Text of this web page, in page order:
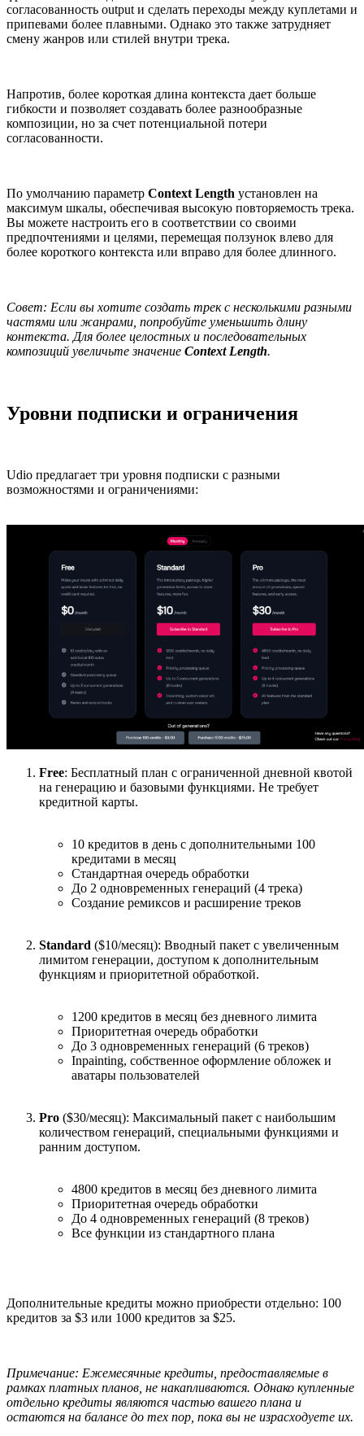
согласованность output и сделать переходы между куплетами и
припевами более плавными. Однако это также затрудняет
смену жанров или стилей внутри трека.
Напротив, более короткая длина контекста дает больше
гибкости и позволяет создавать более разнообразные
композиции, но за счет потенциальной потери
согласованности.
По умолчанию параметр Context Length установлен на
максимум шкалы, обеспечивая высокую повторяемость трека.
Вы можете настроить его в соответствии со своими
предпочтениями и целями, перемещая ползунок влево для
более короткого контекста или вправо для более длинного.
Совет: Если вы хотите создать трек с несколькими разными
частями или жанрами, попробуйте уменьшить длину
контекста. Для более целостных и последовательных
композиций увеличьте значение Context Length.
Уровни подписки и ограничения
Udio предлагает три уровня подписки с разными
возможностями и ограничениями:
Free: Бесплатный план с ограниченной дневной квотой
на генерацию и базовыми функциями. Не требует
кредитной карты.
10 кредитов в день с дополнительными 100
кредитами в месяц
Стандартная очередь обработки
До 2 одновременных генераций (4 трека)
Создание ремиксов и расширение треков
Standard ($10/месяц): Вводный пакет с увеличенным
лимитом генерации, доступом к дополнительным
функциям и приоритетной обработкой.
1200 кредитов в месяц без дневного лимита
Приоритетная очередь обработки
До 3 одновременных генераций (6 треков)
Inpainting, собственное оформление обложек и
аватары пользователей
Pro ($30/месяц): Максимальный пакет с наибольшим
количеством генераций, специальными функциями и
ранним доступом.
4800 кредитов в месяц без дневного лимита
Приоритетная очередь обработки
До 4 одновременных генераций (8 треков)
Все функции из стандартного плана
Дополнительные кредиты можно приобрести отдельно: 100
кредитов за $3 или 1000 кредитов за $25.
Примечание: Ежемесячные кредиты, предоставляемые в
рамках платных планов, не накапливаются. Однако купленные
отдельно кредиты являются частью вашего плана и
остаются на балансе до тех пор, пока вы не израсходуете их.